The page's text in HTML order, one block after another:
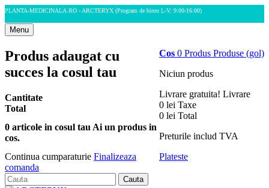
PLANTA-MEDICINALA.RO - ARCTERYX (Program de birou L-V: 9:00-16:00)
Menu
Cos 0 Produs Produse (gol)
Niciun produs
Livrare gratuita! Livrare
0 lei Taxe
0 lei Total
Preturile includ TVA
Plateste
Produs adaugat cu
succes la cosul tau
Cantitate
Total
0 articole in cosul tau Ai un produs in
cos.
Continua cumparaturie Finalizeaza
comanda
Cauta